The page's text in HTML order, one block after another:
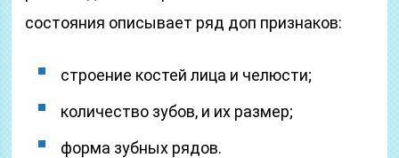
состояния описывает ряд доп признаков:
строение костей лица и челюсти;
количество зубов, и их размер;
форма зубных рядов.